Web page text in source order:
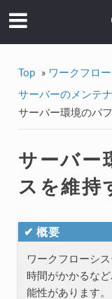
Top » ワークフロ
サーバーのメンテ
サーバー環境のパ
サーバー
スを維持
✔ 概要
ワークフローシ
時間がかかるな
能性があります。